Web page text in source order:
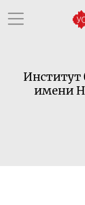
Институт
имени